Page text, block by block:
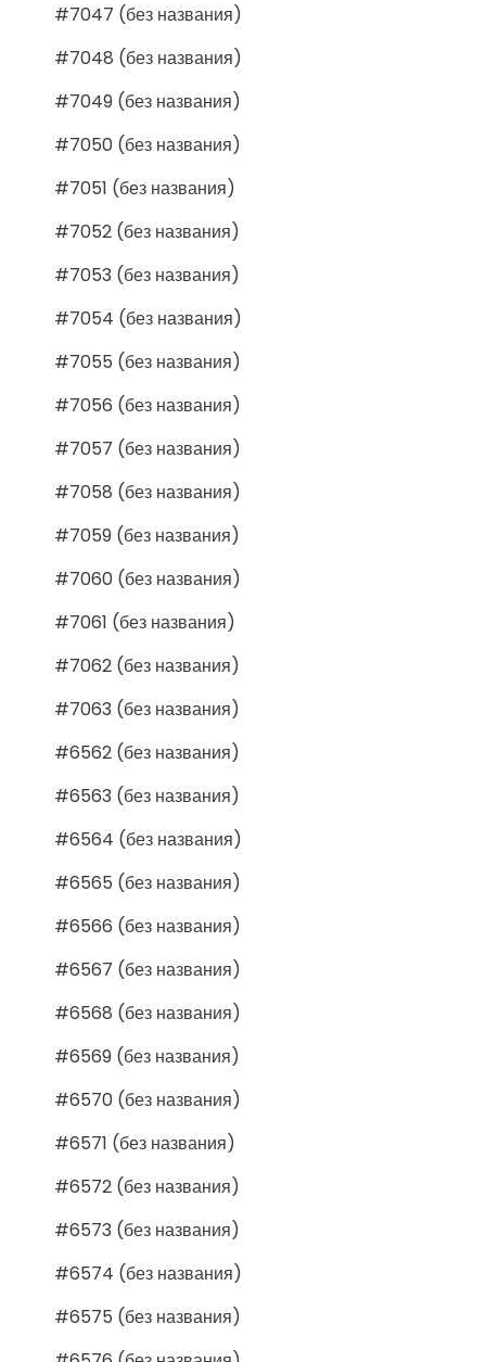
#7047 (без названия)
#7048 (без названия)
#7049 (без названия)
#7050 (без названия)
#7051 (без названия)
#7052 (без названия)
#7053 (без названия)
#7054 (без названия)
#7055 (без названия)
#7056 (без названия)
#7057 (без названия)
#7058 (без названия)
#7059 (без названия)
#7060 (без названия)
#7061 (без названия)
#7062 (без названия)
#7063 (без названия)
#6562 (без названия)
#6563 (без названия)
#6564 (без названия)
#6565 (без названия)
#6566 (без названия)
#6567 (без названия)
#6568 (без названия)
#6569 (без названия)
#6570 (без названия)
#6571 (без названия)
#6572 (без названия)
#6573 (без названия)
#6574 (без названия)
#6575 (без названия)